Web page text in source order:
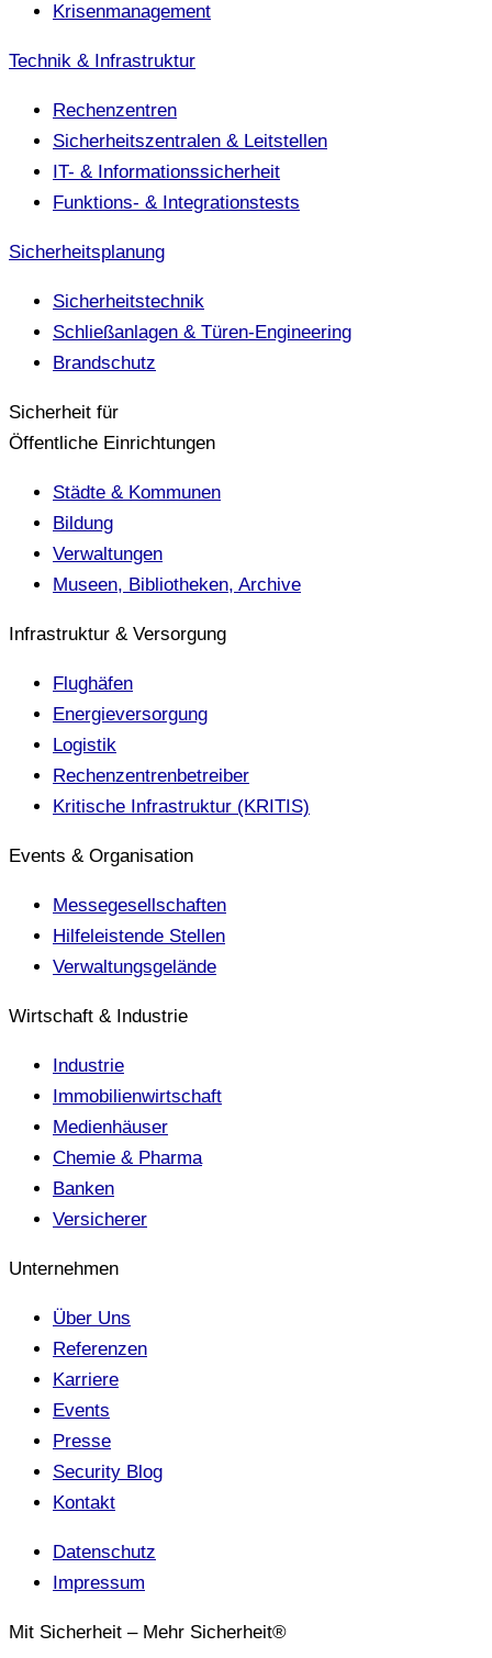
Krisenmanagement
Technik & Infrastruktur
Rechenzentren
Sicherheitszentralen & Leitstellen
IT- & Informationssicherheit
Funktions- & Integrationstests
Sicherheitsplanung
Sicherheitstechnik
Schließanlagen & Türen-Engineering
Brandschutz
Sicherheit für
Öffentliche Einrichtungen
Städte & Kommunen
Bildung
Verwaltungen
Museen, Bibliotheken, Archive
Infrastruktur & Versorgung
Flughäfen
Energieversorgung
Logistik
Rechenzentrenbetreiber
Kritische Infrastruktur (KRITIS)
Events & Organisation
Messegesellschaften
Hilfeleistende Stellen
Verwaltungsgelände
Wirtschaft & Industrie
Industrie
Immobilienwirtschaft
Medienhäuser
Chemie & Pharma
Banken
Versicherer
Unternehmen
Über Uns
Referenzen
Karriere
Events
Presse
Security Blog
Kontakt
Datenschutz
Impressum
Mit Sicherheit – Mehr Sicherheit®